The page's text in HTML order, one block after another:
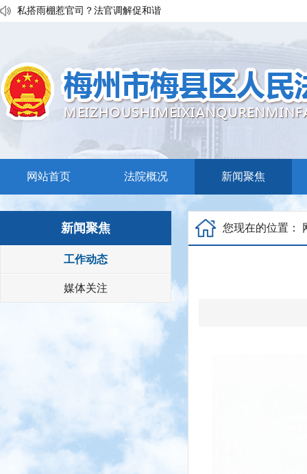
私搭雨棚惹官司？法官调解促和谐
网站首页 法院概况 新闻聚焦
新闻聚焦
工作动态
媒体关注
您现在的位置：